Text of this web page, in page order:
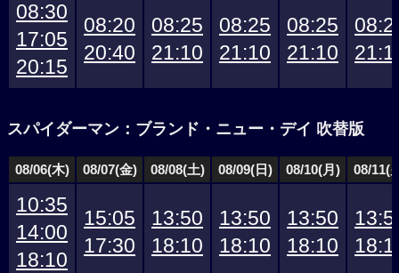
08:30
17:05
20:15
08:20
20:40
08:25
21:10
08:25
21:10
08:25
21:10
スパイダーマン：ブランド・ニュー・デイ 吹替版
08/06(木) 08/07(金) 08/08(土) 08/09(日) 08/10(月) 08/11(
10:35
14:00
18:10
15:05
17:30
13:50
18:10
13:50
18:10
13:50
18:10